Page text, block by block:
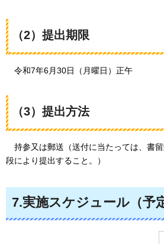
（2）提出期限
令和7年6月30日（月曜日）正午
（3）提出方法
持参又は郵送（送付に当たっては、書
段により提出すること。）
7.実施スケジュール（予